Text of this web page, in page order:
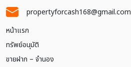
propertyforcash168@gmail.com
หน้าแรก
ทรัพย์อนุมัติ
ขายฝาก – จำนอง